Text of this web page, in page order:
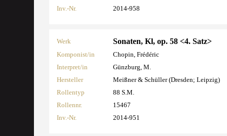
Inv.-Nr.
2014-958
Werk Sonaten, Kl, op. 58 <4. Satz>
Komponist/in
Chopin, Frédéric
Interpret/in
Günzburg, M.
Hersteller
Meißner & Schüller (Dresden; Leipzig)
Rollentyp
88 S.M.
Rollennr.
15467
Inv.-Nr.
2014-951